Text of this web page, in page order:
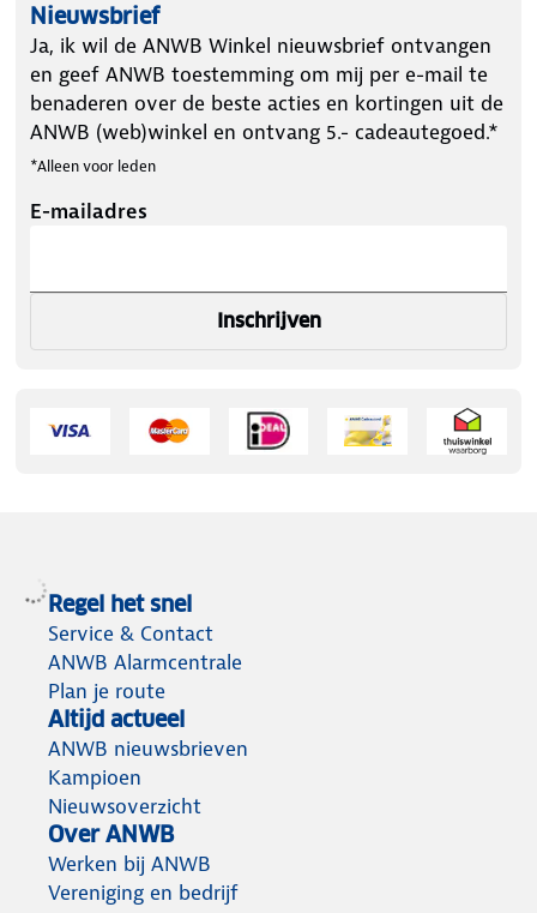
Nieuwsbrief
Ja, ik wil de ANWB Winkel nieuwsbrief ontvangen
en geef ANWB toestemming om mij per e-mail te
benaderen over de beste acties en kortingen uit de
ANWB (web)winkel en ontvang 5.- cadeautegoed.*
*Alleen voor leden
E-mailadres
Inschrijven
Regel het snel
Service & Contact
ANWB Alarmcentrale
Plan je route
Altijd actueel
ANWB nieuwsbrieven
Kampioen
Nieuwsoverzicht
Over ANWB
Werken bij ANWB
Vereniging en bedrijf